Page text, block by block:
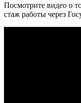
Посмотрите видео о
стаж работы через